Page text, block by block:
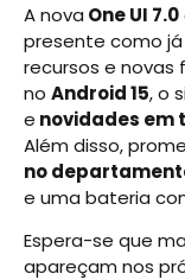
A nova One UI 7.0
presente como
recursos e
no Android 15, o
e novidades em
Além disso,
no
e uma bateria
Espera-se que
apareçam nos